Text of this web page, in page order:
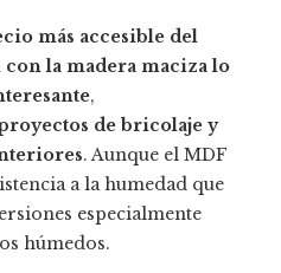
más accesible del
la madera maciza lo
,
de bricolaje y
. Aunque el MDF
a la humedad que
especialmente
húmedos.